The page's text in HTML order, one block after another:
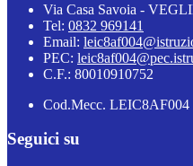
Via Casa Savoia -
Tel: 0832 969141
Email:
PEC:
C.F.: 80010910752
Cod.Mecc.
Seguici su